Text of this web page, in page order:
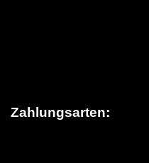
Zahlungsarten: